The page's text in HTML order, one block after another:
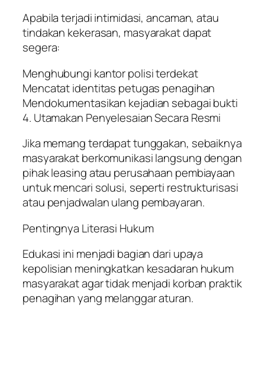
Apabila terjadi intimidasi, ancaman, atau
tindakan kekerasan, masyarakat dapat
segera:
Menghubungi kantor polisi terdekat
Mencatat identitas petugas penagihan
Mendokumentasikan kejadian sebagai bukti
4. Utamakan Penyelesaian Secara Resmi
Jika memang terdapat tunggakan, sebaiknya
masyarakat berkomunikasi langsung dengan
pihak leasing atau perusahaan pembiayaan
untuk mencari solusi, seperti restrukturisasi
atau penjadwalan ulang pembayaran.
Pentingnya Literasi Hukum
Edukasi ini menjadi bagian dari upaya
kepolisian meningkatkan kesadaran hukum
masyarakat agar tidak menjadi korban praktik
penagihan yang melanggar aturan.